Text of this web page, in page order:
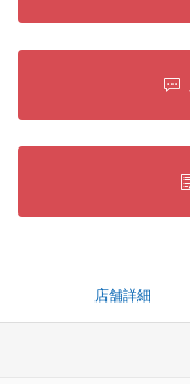
店舗詳細